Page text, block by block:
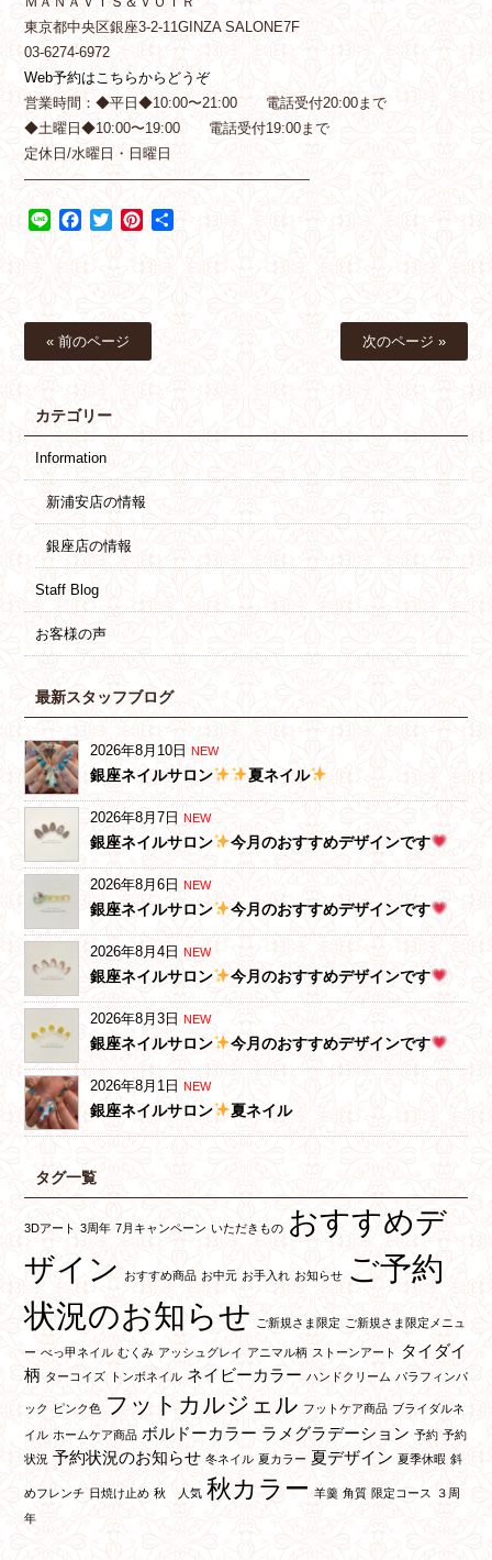
東京都中央区銀座3-2-11GINZA SALONE7F
03-6274-6972
Web予約はこちらからどうぞ
営業時間：◆平日◆10:00〜21:00 電話受付20:00まで
◆土曜日◆10:00〜19:00 電話受付19:00まで
定休日/水曜日・日曜日
————————————————————
Line Facebook
TwitterPinterest
« 前のページ 次のページ »
カテゴリー
Information
新浦安店の情報
銀座店の情報
Staff Blog
お客様の声
最新スタッフブログ
2026年8月10日 NEW
銀座ネイルサロン 夏ネイル
2026年8月7日 NEW
銀座ネイルサロン 今月のおすすめデザインです
2026年8月6日 NEW
銀座ネイルサロン 今月のおすすめデザインです
2026年8月4日 NEW
銀座ネイルサロン 今月のおすすめデザインです
2026年8月3日 NEW
銀座ネイルサロン 今月のおすすめデザインです
2026年8月1日 NEW
銀座ネイルサロン 夏ネイル
タグ一覧
3Dアート 3周年 7月キャンペーン いただきもの おすすめデ
ザイン
おすすめ商品 お中元 お手入れ お知らせ ご予約
状況のお知らせ
ご新規さま限定 ご新規さま限定メニュ
ー べっ甲ネイル むくみ アッシュグレイ アニマル柄 ストーンアート
タイダイ
柄 ターコイズ トンボネイル ネイビーカラー ハンドクリーム パラフィンパ
ック ピンク色 フットカルジェル フットケア商品 ブライダルネ
イル ホームケア商品 ボルドーカラー ラメグラデーション 予約 予約
状況 予約状況のお知らせ 冬ネイル 夏カラー 夏デザイン 夏季休暇 斜
めフレンチ 日焼け止め 秋 人気 秋カラー 羊羹 角質 限定コース
３周
年